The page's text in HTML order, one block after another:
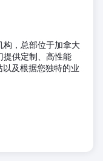
构，总部位于加拿大
提供定制、高性能
及根据您独特的业